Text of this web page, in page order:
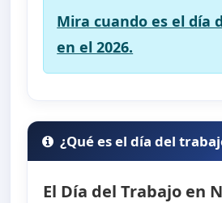
Mira cuando es el día
en el 2026.
¿Qué es el día del
El Día del Trabajo en